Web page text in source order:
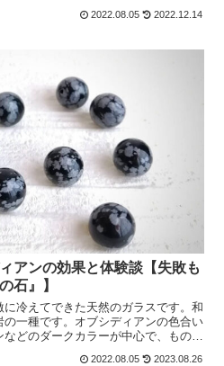
2022.08.05 2022.12.14
アンの効果と体験談【失敗も
石』】
冷えてできた天然のガラスです。和
一種です。オブシディアンの色合い
どのダークカラーが中心で、ものに
2022.08.05 2023.08.26